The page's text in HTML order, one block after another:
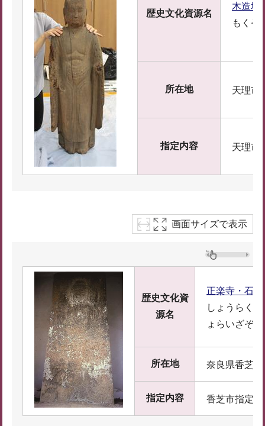
歴史文化資源名
木造地
もくぞ
所在地 天理市
指定内容 天理市
画面サイズで表示
歴史文化資
源名
正楽寺・石
しょうらく
ょらいざぞう
所在地 奈良県香芝
指定内容 香芝市指定